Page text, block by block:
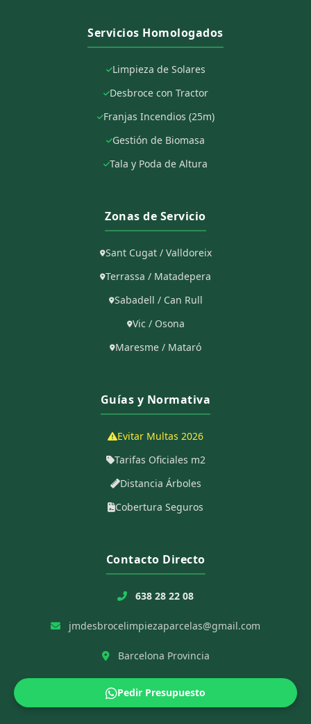
Servicios Homologados
Limpieza de Solares
Desbroce con Tractor
Franjas Incendios (25m)
Gestión de Biomasa
Tala y Poda de Altura
Zonas de Servicio
Sant Cugat / Valldoreix
Terrassa / Matadepera
Sabadell / Can Rull
Vic / Osona
Maresme / Mataró
Guías y Normativa
Evitar Multas 2026
Tarifas Oficiales m2
Distancia Árboles
Cobertura Seguros
Contacto Directo
638 28 22 08
jmdesbrocelimpiezaparcelas@gmail.com
Barcelona Provincia
Pedir Presupuesto